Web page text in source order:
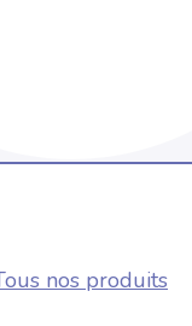
nos produits